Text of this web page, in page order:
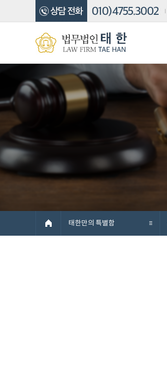
태한만의 특별함